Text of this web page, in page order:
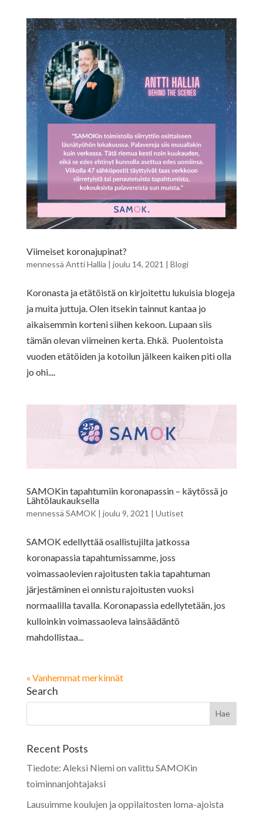
Viimeiset koronajupinat?
mennessä Antti Hallia | joulu 14, 2021 | Blogi
Koronasta ja etätöistä on kirjoitettu lukuisia blogeja
ja muita juttuja. Olen itsekin tainnut kantaa jo
aikaisemmin korteni siihen kekoon. Lupaan siis
tämän olevan viimeinen kerta. Ehkä. Puolentoista
vuoden etätöiden ja kotoilun jälkeen kaiken piti olla
jo ohi....
SAMOKin tapahtumiin koronapassin – käytössä jo
Lähtölaukauksella
mennessä SAMOK | joulu 9, 2021 | Uutiset
SAMOK edellyttää osallistujilta jatkossa
koronapassia tapahtumissamme, joss
voimassaolevien rajoitusten takia tapahtuman
järjestäminen ei onnistu rajoitusten vuoksi
normaalilla tavalla. Koronapassia edellytetään, jos
kulloinkin voimassaoleva lainsäädäntö
mahdollistaa...
« Vanhemmat merkinnät
Search
Recent Posts
Tiedote: Aleksi Niemi on valittu SAMOKin
toiminnanjohtajaksi
Lausuimme koulujen ja oppilaitosten loma-ajoista